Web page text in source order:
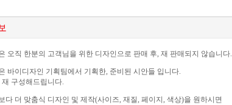
오직 한분의 고객님을 위한 디자인으로 판매 후, 재 판매되지 않습니다.
바이디자인 기획팀에서 기획한, 준비된 시안들 입니다.
구성해드립니다.
다 더 맞춤식 디자인 및 제작(사이즈, 재질, 페이지, 색상)을 원하시면